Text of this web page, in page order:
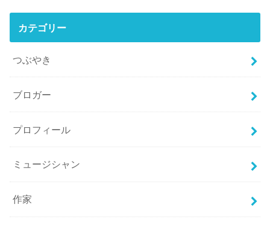
カテゴリー
つぶやき
ブロガー
プロフィール
ミュージシャン
作家